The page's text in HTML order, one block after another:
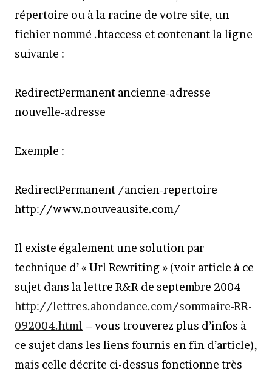
répertoire ou à la racine de votre site, un
fichier nommé .htaccess et contenant la ligne
suivante :
RedirectPermanent ancienne-adresse
nouvelle-adresse
Exemple :
RedirectPermanent /ancien-repertoire
http://www.nouveausite.com/
Il existe également une solution par
technique d’ « Url Rewriting » (voir article à ce
sujet dans la lettre R&R de septembre 2004
http://lettres.abondance.com/sommaire-RR-
092004.html – vous trouverez plus d’infos à
ce sujet dans les liens fournis en fin d’article),
mais celle décrite ci-dessus fonctionne très